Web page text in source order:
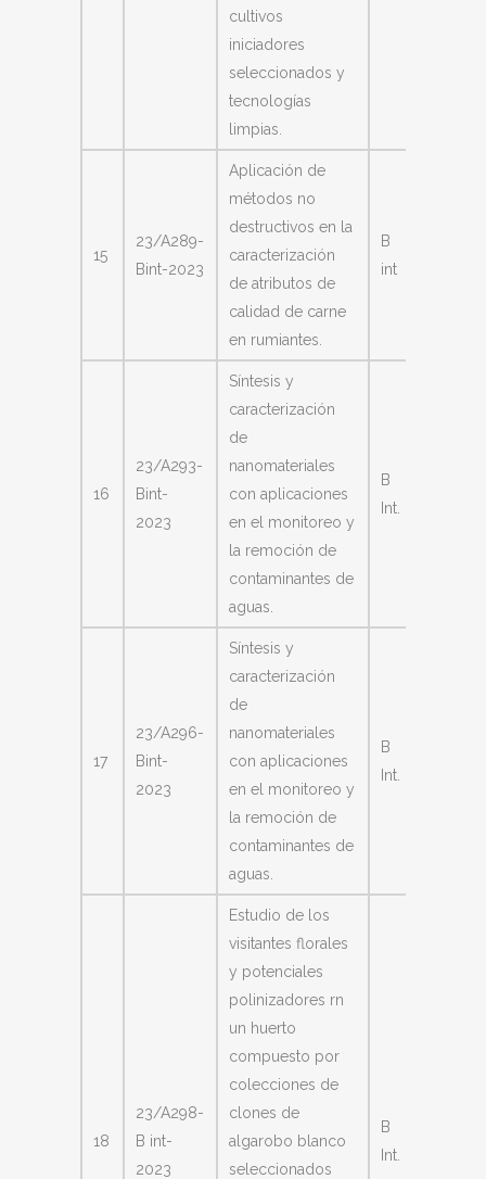
cultivos
iniciadores
seleccionados y
tecnologías
limpias.
15
23/A289-
Bint-2023
Aplicación de
métodos no
destructivos en la
caracterización
de atributos de
calidad de carne
en rumiantes.
B
int
16
23/A293-
Bint-
2023
Síntesis y
caracterización
de
nanomateriales
con aplicaciones
en el monitoreo y
la remoción de
contaminantes de
aguas.
B
Int.
17
23/A296-
Bint-
2023
Síntesis y
caracterización
de
nanomateriales
con aplicaciones
en el monitoreo y
la remoción de
contaminantes de
aguas.
B
Int.
18
23/A298-
B int-
2023
Estudio de los
visitantes florales
y potenciales
polinizadores rn
un huerto
compuesto por
colecciones de
clones de
algarobo blanco
seleccionados
B
Int.